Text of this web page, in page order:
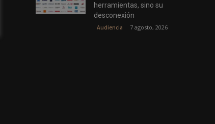
herramientas, sino su
desconexión
Audiencia 7 agosto, 2026